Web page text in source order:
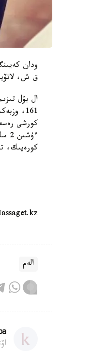
ودان
ق ش،
كورەيىك، تايۆاندا 5 گبايتتى جۇكتەپ الۋ
الەم